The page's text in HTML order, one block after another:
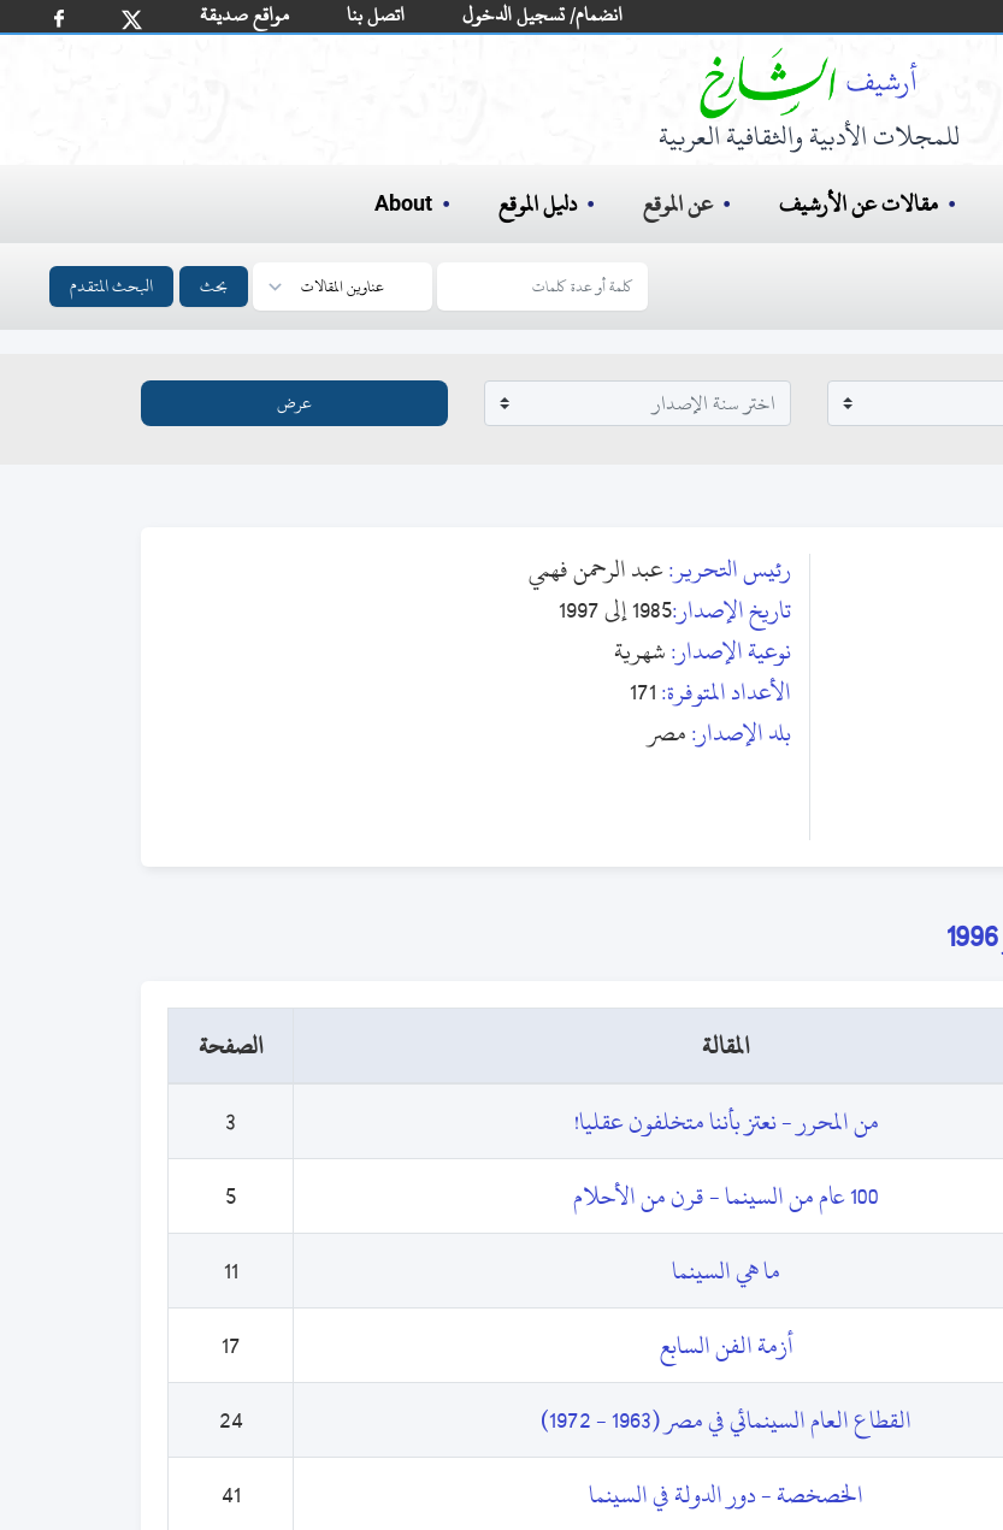
مواقع صديقة اتصل بنا انضمام/ تسجيل الدخول
للمجلات الأدبية والثقافية العربية
مقالات عن الأرشيف عن الموقع دليل الموقع About
بحث البحث المتقدم
رئيس التحرير:عبد الرحمن فهمي
تاريخ الإصدار:1985 إلى 1997
نوعية الإصدار:شهرية
الأعداد المتوفرة:171
بلد الإصدار:مصر
المقالة
الصفحة
من المحرر - نعتز بأننا متخلفون عقليا!
3
100 عام من السينما - قرن من الأحلام
5
ما هي السينما
11
أزمة الفن السابع
17
القطاع العام السينمائي في مصر (1963 - 1972)
24
الخصخصة - دور الدولة في السينما
41